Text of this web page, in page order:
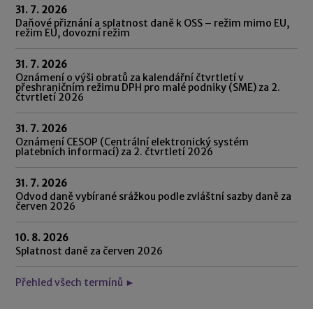
31. 7. 2026
Daňové přiznání a splatnost daně k OSS – režim mimo EU,
režim EU, dovozní režim
31. 7. 2026
Oznámení o výši obratů za kalendářní čtvrtletí v
přeshraničním režimu DPH pro malé podniky (SME) za 2.
čtvrtletí 2026
31. 7. 2026
Oznámení CESOP (Centrální elektronický systém
platebních informací) za 2. čtvrtletí 2026
31. 7. 2026
Odvod daně vybírané srážkou podle zvláštní sazby daně za
červen 2026
10. 8. 2026
Splatnost daně za červen 2026
Přehled všech termínů ►